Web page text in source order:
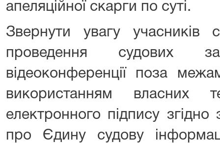
апеляційної скарги по суті.
Звернути увагу учасників
проведення судових
відеоконференції поза
використанням власних
електронного підпису
про Єдину судову